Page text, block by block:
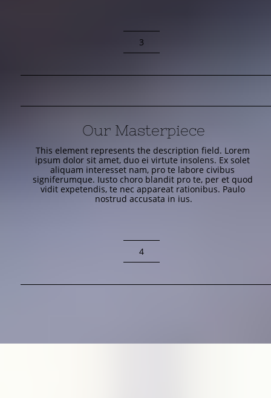
3
This element represents the description field. Lorem
ipsum dolor sit amet, duo ei virtute insolens. Ex solet
aliquam interesset nam, pro te labore civibus
signiferumque. Iusto choro blandit pro te, per et quod
vidit expetendis, te nec appareat rationibus. Paulo
nostrud accusata in ius.
Our Masterpiece
4